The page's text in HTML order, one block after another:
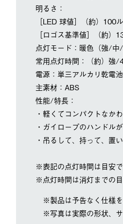
明るさ：
［LED 球値］（約）100
［ロゴス基準値］（約）
点灯モード：暖色（強/中/
常用点灯時間：（約）強
電源：単三アルカリ乾電
主素材：ABS
性能/特長：
・軽くてコンパクトなか
・ガイロープのハンドル
・吊るして、持って、置
※表記の点灯時間は目安
※点灯時間は消灯までの
※製品は予告なく仕様を
※写真は実際の形状、